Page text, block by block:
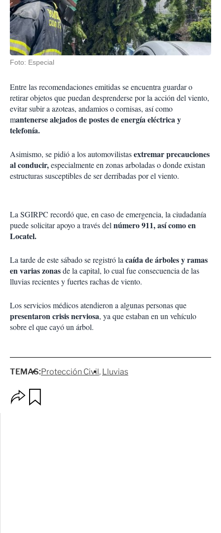
Foto: Especial
Entre las recomendaciones emitidas se encuentra guardar o
retirar objetos que puedan desprenderse por la acción del viento,
evitar subir a azoteas, andamios o cornisas, así como
mantenerse alejados de postes de energía eléctrica y
telefonía.
Asimismo, se pidió a los automovilistasextremar precauciones
al conducir,especialmente en zonas arboladas o donde existan
estructuras susceptibles de ser derribadas por el viento.
La SGIRPC recordó que, en caso de emergencia, la ciudadanía
puede solicitar apoyo a través del número 911, así como en
Locatel.
La tarde de este sábado se registró la caída de árboles y ramas
en varias zonasde la capital, lo cual fue consecuencia de las
lluvias recientes y fuertes rachas de viento.
Los servicios médicos atendieron a algunas personas que
presentaron crisis nerviosa, ya que estaban en un vehículo
sobre el que cayó un árbol.
TEMAS:Protección Civil Lluvias
p